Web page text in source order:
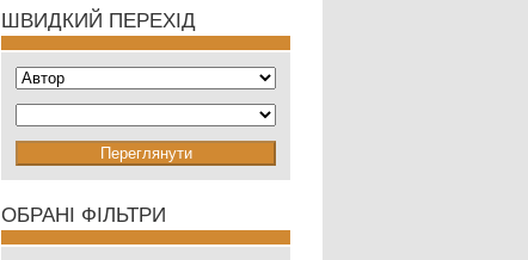
ШВИДКИЙ ПЕРЕХІД
ОБРАНІ ФІЛЬТРИ